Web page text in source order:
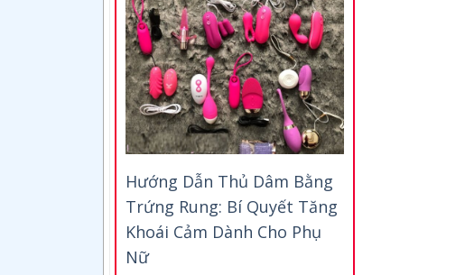
Hướng Dẫn Thủ Dâm Bằng
Trứng Rung: Bí Quyết Tăng
Khoái Cảm Dành Cho Phụ
Nữ